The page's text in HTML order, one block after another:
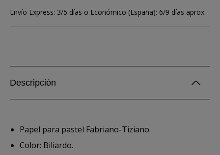
Envío Express: 3/5 días o Económico (España): 6/9 días aprox.
Descripción
Papel para pastel Fabriano-Tiziano.
Color: Biliardo.